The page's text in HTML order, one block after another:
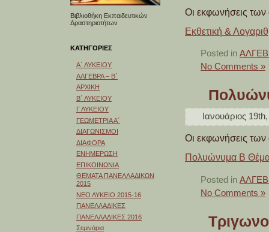
Βιβλιοθήκη Εκπαιδευτικών
Δραστηριοτήτων
ΚΑΤΗΓΟΡΙΕΣ
Α΄ ΛΥΚΕΙΟΥ
ΑΛΓΕΒΡΑ – Β΄
ΑΡΧΙΚΗ
Β΄ ΛΥΚΕΙΟΥ
Γ ΛΥΚΕΙΟΥ
ΓΕΩΜΕΤΡΙΑ Α΄
ΔΙΑΓΩΝΙΣΜΟΙ
ΔΙΑΦΟΡΑ
ΕΝΗΜΕΡΩΣΗ
ΕΠΙΚΟΙΝΩΝΙΑ
ΘΕΜΑΤΑ ΠΑΝΕΛΛΑΔΙΚΩΝ
2015
ΝΕΟ ΛΥΚΕΙΟ 2015-16
ΠΑΝΕΛΛΑΔΙΚΕΣ
ΠΑΝΕΛΛΑΔΙΚΕΣ 2016
Σεμινάρια
Οι εκφωνήσεις
Εκθετική &
Posted in
No Comments »
Ιανουάριος
Οι εκφωνήσεις
Πολυώνυμα Β
Posted in
No Comments »